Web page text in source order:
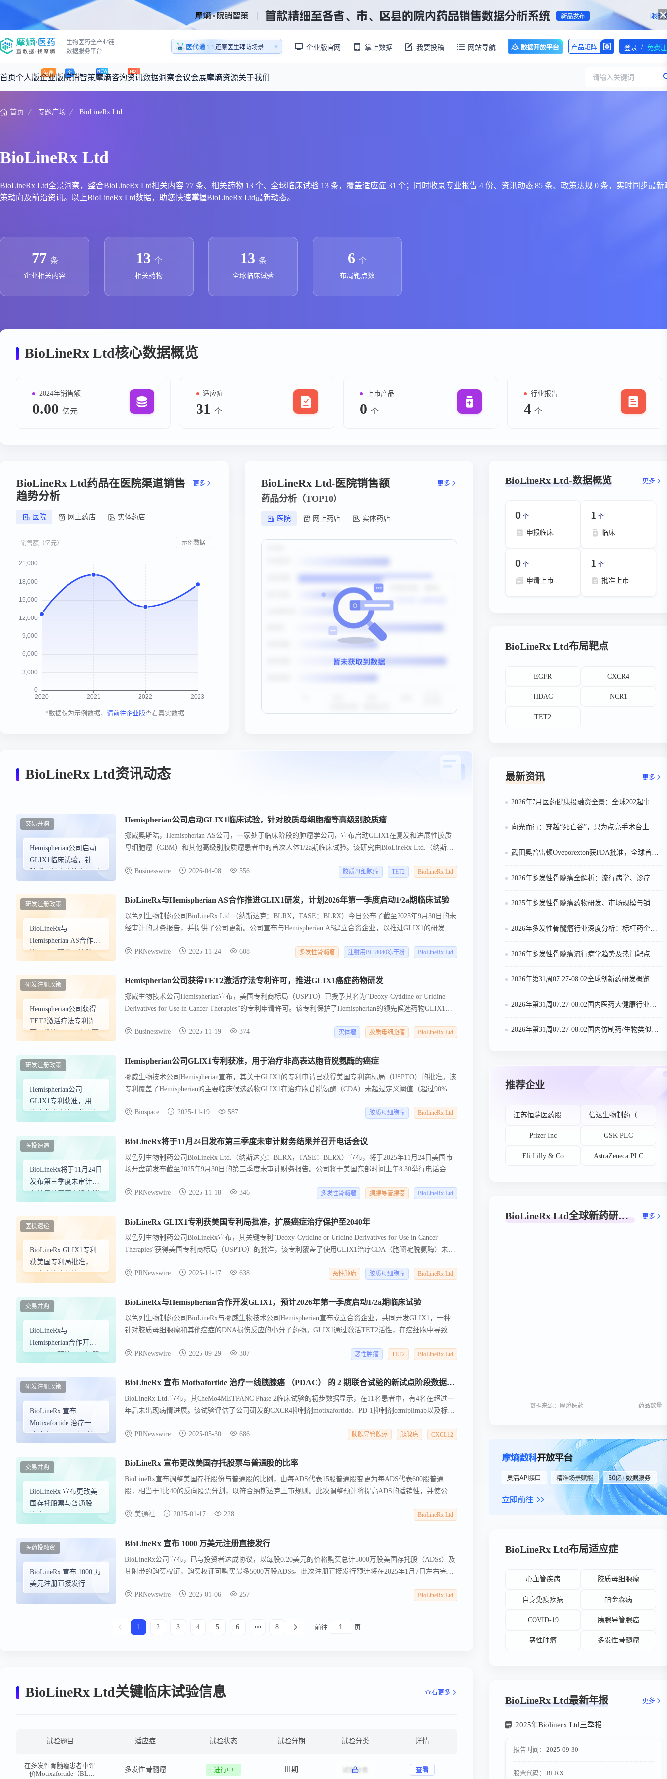
生物医药全产业链
数据服务平台
医代通
医药销售AI模拟陪练系统
1:1还原医生拜访场景
医药销售AI模拟陪练系统
企业版官网 掌上数据 我要投稿 网站导航 产品矩阵 登录 / 免费
首页个人版企业版院销智策摩熵咨询
咨询服务
产品立项评估及管线规划
投资决策与交易估值
“十五五”战略规划 最新 从实验室到10亿爆款：创新药商业化的选择、组织与执行
资讯
摩熵原创
深度分析
投融资
注册审批
时讯
科普
研发注册政策
交易并购
人事变动
数据洞察
数据中心
基于市场数据，为您提供全面的市场趋势分析与决策支持
政策法规
上市医药企业年报
药品生产企业
临床进展
会议会展摩熵资源
王中健
关于我们 请输入关键词
首页 专题广场 BioLineRx Ltd
BioLineRx Ltd
BioLineRx Ltd全景洞察，整合BioLineRx Ltd相关内容 77 条、相关药物 13 个、全球临床试验 13 条，覆盖适应症 31 个；同时收录专业报告 4 份、资讯动态 85 条、政策法规 0 条，实时同步最新
策动向及前沿资讯。以上BioLineRx Ltd数据，助您快速掌握BioLineRx Ltd最新动态。
77 条
企业相关内容
13 个
相关药物
13 条
全球临床试验
6 个
布局靶点数
BioLineRx Ltd核心数据概览
2024年销售额
0.00 亿元
适应症
31 个
上市产品
0 个
行业报告
4 个
BioLineRx Ltd药品在医院渠道销售
趋势分析
更多
医院 网上药店 实体药店
示例数据
*数据仅为示例数据， 请前往企业版查看真实数据
BioLineRx Ltd-医院销售额 更多
药品分析（TOP10）
医院 网上药店 实体药店
BioLineRx Ltd资讯动态
Hemispherian公司启动
GLIX1临床试验，针对
胶质母细胞瘤等高级别
交易并购 Hemispherian公司启动GLIX1临床试验，针对胶质母细胞瘤等高级别胶质瘤
挪威奥斯陆，Hemispherian AS公司，一家处于临床阶段的肿瘤学公司，宣布启动GLIX1在复发和进展性胶质
母细胞瘤（GBM）和其他高级别胶质瘤患者中的首次人体1/2a期临床试验。该研究由BioLineRx Ltd.（纳斯达
择性DNA损伤。通过恢复TET2活性，GLIX1在癌细胞中诱导选择性DNA损伤，这是一种针对DNA损伤反应的
著，因此将其选为初始适应症。尽管存在现有疗法，GBM仍然是治疗最困难、最具侵袭性的癌症之一。在广
行，首个启动患者入组的地点是纽约大学朗格尼健康，由Alexandra Miller博士领导。其他地点包括西北大
学，由Roger Stupp博士和Ditte Primdahl博士领导，以及莫菲特癌症中心，由Patrick Grogan博士领导。
Businesswire 2026-04-08 556 胶质母细胞瘤 TET2 BioLineRx Ltd
BioLineRx与
Hemispherian AS合作推
进GLIX1研发，计划
1/2a期临床试验
研发注册政策 BioLineRx与Hemispherian AS合作推进GLIX1研发，计划2026年第一季度启动1/2a期临床试验
以色列生物制药公司BioLineRx Ltd.（纳斯达克：BLRX，TASE：BLRX）今日公布了截至2025年9月30日的未
经审计的财务报告，并提供了公司更新。公司宣布与Hemispherian AS建立合资企业，以推进GLIX1的研发，
出令人信服的疗效。BioLineRx计划在2026年第一季度启动GLIX1的1/2a期临床试验。此外，BioLineRx还正在
治疗转移性胰腺癌。BioLineRx的APHEXDA（motixafortide）产品在美国已被批准用于多发性骨髓瘤患者的自
PRNewswire 2025-11-24 608 多发性骨髓瘤 注射用BL-8040冻干粉 BioLineRx Ltd
Hemispherian公司获得
TET2激活疗法专利许
可，推进GLIX1癌症药
研发注册政策 Hemispherian公司获得TET2激活疗法专利许可，推进GLIX1癌症药物研发
挪威生物技术公司Hemispherian宣布，美国专利商标局（USPTO）已授予其名为“Deoxy-Cytidine or Uridine
Derivatives for Use in Cancer Therapies”的专利申请许可。该专利保护了Hemispherian的领先候选药物GLIX1在
年，并可能再延长五年。Hemispherian与BioLineRx的合作项目正在准备在2026年第一季度开始GLIX1在胶质
Businesswire 2025-11-19 374 实体瘤 胶质母细胞瘤 BioLineRx Ltd
Hemispherian公司
GLIX1专利获准，用于
治疗非高表达胞苷脱氨
研发注册政策 Hemispherian公司GLIX1专利获准，用于治疗非高表达胞苷脱氨酶的癌症
挪威生物技术公司Hemispherian宣布，其关于GLIX1的专利申请已获得美国专利商标局（USPTO）的批准。该
专利覆盖了Hemispherian的主要临床候选药物GLIX1在治疗胞苷脱氨酶（CDA）未超过定义阈值（超过90%的
五年的额外保护。此外，GLIX1在治疗中枢神经系统癌症（包括胶质母细胞瘤）方面，已在美国、欧洲和13
质母细胞瘤的1/2a期临床试验，同时继续推进其他实体瘤类型的临床前研究。
Biospace 2025-11-19 587 胶质母细胞瘤 BioLineRx Ltd
BioLineRx将于11月24日
发布第三季度未审计财
务结果并召开电话会议
医投速递 BioLineRx将于11月24日发布第三季度未审计财务结果并召开电话会议
以色列生物制药公司BioLineRx Ltd.（纳斯达克：BLRX，TASE：BLRX）宣布，将于2025年11月24日美国市
场开盘前发布截至2025年9月30日的第三季度未审计财务报告。公司将于美国东部时间上午8:30举行电话会
电话会议。会议的实时网络直播和回放可通过公司网站的活动页面获取。电话会议结束后约两小时将提供回
925-5904。BioLineRx Ltd.是一家致力于在肿瘤学和罕见病领域开发改变生活的疗法的生物制药公司。公司的
（除亚洲外全球）和Gloria Biosciences（在亚洲）商业化。BioLineRx保留了在转移性胰腺癌（PDAC）中开发
莫替沙福特的权利，并与哥伦比亚大学合作正在进行一项2b期PDAC试验。此外，Bi
PRNewswire 2025-11-18 346 多发性骨髓瘤 胰腺导管腺癌 BioLineRx Ltd
BioLineRx GLIX1专利
获美国专利局批准，扩
展癌症治疗保护至2040
医投速递 BioLineRx GLIX1专利获美国专利局批准，扩展癌症治疗保护至2040年
以色列生物制药公司BioLineRx宣布，其关键专利“Deoxy-Cytidine or Uridine Derivatives for Use in Cancer
Therapies”获得美国专利商标局（USPTO）的批准，该专利覆盖了使用GLIX1治疗CDA（胞嘧啶脱氨酶）未过
是一种针对DNA损伤反应的小分子药物，具有治疗多种难以治疗的癌症的潜力。BioLineRx计划在2026年第一
PRNewswire 2025-11-17 638 恶性肿瘤 胶质母细胞瘤 BioLineRx Ltd
BioLineRx与
Hemispherian合作开发
GLIX1，预计2026年第
交易并购 BioLineRx与Hemispherian合作开发GLIX1，预计2026年第一季度启动1/2a期临床试验
以色列生物制药公司BioLineRx与挪威生物技术公司Hemispherian宣布成立合资企业，共同开发GLIX1，一种
针对胶质母细胞瘤和其他癌症的DNA损伤反应的小分子药物。GLIX1通过激活TET2活性，在癌细胞中导致双
始1/2a期临床试验。此外，GLIX1还显示出与其他癌症模型中的抗肿瘤活性，早期数据也表明GLIX1与PARP
细胞瘤市场规模将超过38亿美元。
PRNewswire 2025-09-29 307 恶性肿瘤 TET2 BioLineRx Ltd
BioLineRx 宣布
Motixafortide 治疗一线
胰腺癌 （PDAC） 的 2
段数据将在 ASCO 2025
年年会上公布
研发注册政策 BioLineRx 宣布 Motixafortide 治疗一线胰腺癌 （PDAC） 的 2 期联合试验的新试点阶段数据将在 ASCO 2025 年年会上公布
BioLineRx Ltd.宣布，其CheMo4METPANC Phase 2临床试验的初步数据显示，在11名患者中，有4名在超过一
年后未出现病情进展。该试验评估了公司研发的CXCR4抑制剂motixafortide、PD-1抑制剂cemiplimab以及标准
果。此外，该研究还发现，接受motixafortide组合治疗的所有11名患者中，CD8+ T细胞肿瘤浸润均有所增加，
究结果将在2025年5月31日举行的美国临床肿瘤学会（ASCO）年会上进行海报展示。
PRNewswire 2025-05-30 686 胰腺导管腺癌 胰腺癌 CXCL12
BioLineRx 宣布更改美
国存托股票与普通股的
比率
交易并购 BioLineRx 宣布更改美国存托股票与普通股的比率
BioLineRx宣布调整美国存托股份与普通股的比例，由每ADS代表15股普通股变更为每ADS代表600股普通
股，相当于1比40的反向股票分割，以符合纳斯达克上市规则。此次调整预计将提高ADS的适销性，并使公司
公司目前拥有约2.135亿股普通股，无分数ADS将被发行，持有证书形式的ADS的股东可以将其证书兑换为记
美通社 2025-01-17 228 BioLineRx Ltd
BioLineRx 宣布 1000 万
美元注册直接发行
医药投融资 BioLineRx 宣布 1000 万美元注册直接发行
BioLineRx公司宣布，已与投资者达成协议，以每股0.20美元的价格购买总计5000万股美国存托股（ADSs）及
其附带的购买权证，购买权证可购买最多5000万股ADSs。此次注册直接发行预计将在2025年1月7日左右完
金。此次发行的证券依据2023年12月29日提交给美国证券交易委员会（SEC）的“存档”注册声明（文件号333-
PRNewswire 2025-01-06 257 BioLineRx Ltd
1 2 3 4 5 6 8 前往 页
BioLineRx Ltd关键临床试验信息 查看更多
试验题目 适应症 试验状态 试验分期 试验分类 详情
在多发性骨髓瘤患者中评
价Motixafortide（BL-
多发性骨髓瘤 进行中 Ⅲ期 查看
BioLineRx Ltd-数据概览 更多
0 个
申报临床
1 个
临床
0 个
申请上市
1 个
批准上市
BioLineRx Ltd布局靶点
EGFR CXCR4
HDAC NCR1
TET2
最新资讯 更多
2026年7月医药健康投融资全景：全球202起事件、中国99起，医疗器械+医药研发双赛道吸金564亿
向光而行：穿越“死亡谷”，只为点亮手术台上的那束光
武田奥普雷顿Oveporexton获FDA批准，全球首个靶向食欲素的1型发作性睡病对因治疗药物上市
2026年多发性骨髓瘤全解析：流行病学、诊疗及医保政策梳理
2025年多发性骨髓瘤药物研发、市场规模与销售趋势全解析
2026年多发性骨髓瘤行业深度分析：标杆药企案例与技术迭代研判
2026年多发性骨髓瘤流行病学趋势及热门靶点药物市场表现洞察
2026年第31周07.27-08.02全球创新药研发概览
2026年第31周07.27-08.02国内医药大健康行业政策法规汇总
2026年第31周07.27-08.02国内仿制药/生物类似物申报/审批数据分析
推荐企业
江苏恒瑞医药股份有限公司 信达生物制药（苏州）有限公司
Pfizer Inc GSK PLC
Eli Lilly & Co AstraZeneca PLC
BioLineRx Ltd全球新药研发阶段分布 更多
数据来源：摩熵医药 药品数量
BioLineRx Ltd布局适应症
心血管疾病 胶质母细胞瘤
自身免疫疾病 帕金森病
COVID-19 胰腺导管腺癌
恶性肿瘤 多发性骨髓瘤
BioLineRx Ltd最新年报 更多
2025年Biolinerx Ltd三季报
报告时间： 2025-09-30
股票代码： BLRX